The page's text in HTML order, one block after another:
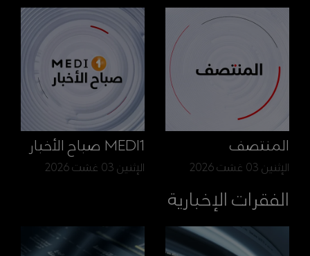
المنتصف
الإثنين 03 غشت 2026
MEDI1 صباح الأخبار
الإثنين 03 غشت 2026
الفقرات الإخبارية